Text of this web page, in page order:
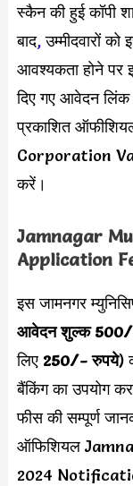
स्कैन की हुई कॉपी
बाद,उम्मीदवारों को
आवश्यकता होने पर
दिए गए आवेदन
प्रकाशित
Corporation
करें।
Jamnagar
Application
इस जामनगर
आवेदन शुल्क
लिए 250/- रुपये)
बैंकिंग का उपयोग
फीस की सम्पूर्ण
ऑफिशियल
2024